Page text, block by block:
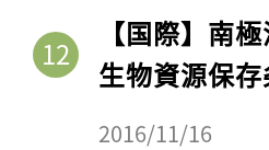
【国際】南
生物資源保
2016/11/16